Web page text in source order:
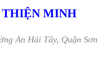
THIỆN MINH
An Hải Tây, Quận